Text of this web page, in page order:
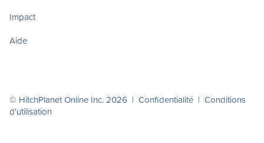
Impact
Aide
© HitchPlanet Online Inc. 2026 | Confidentialité | Conditions
d'utilisation